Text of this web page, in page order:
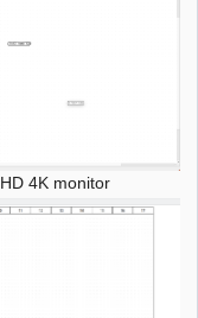
4K monitor